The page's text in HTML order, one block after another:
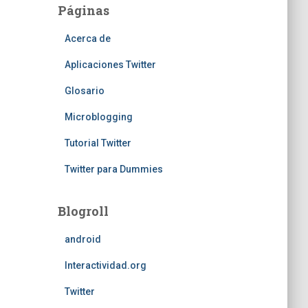
Páginas
Acerca de
Aplicaciones Twitter
Glosario
Microblogging
Tutorial Twitter
Twitter para Dummies
Blogroll
android
Interactividad.org
Twitter